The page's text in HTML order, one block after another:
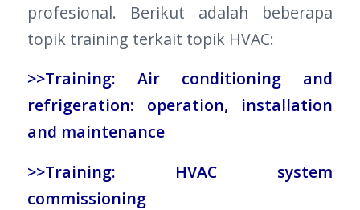
profesional. Berikut adalah beberapa
topik training terkait topik HVAC:
>>Training: Air conditioning and
refrigeration: operation, installation
and maintenance
>>Training: HVAC system
commissioning